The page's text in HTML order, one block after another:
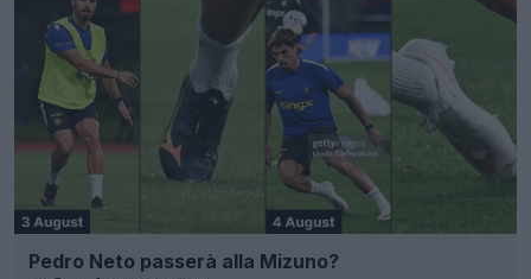
Pedro Neto passerà alla Mizuno?